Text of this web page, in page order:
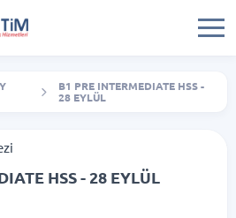
B1 PRE INTERMEDIATE HSS -
28 EYLÜL
HSS - 28 EYLÜL